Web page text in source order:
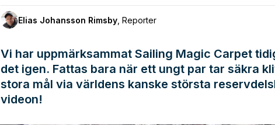
Elias Johansson Rimsby Reporter
Vi har uppmärksammat Sailing Magic Carpet
det igen. Fattas bara när ett ungt par tar säkra
stora mål via världens kanske största
videon!